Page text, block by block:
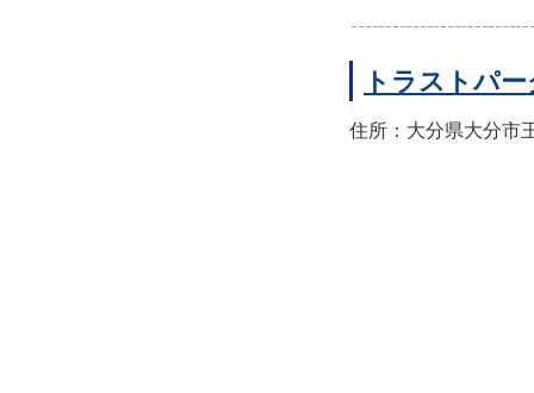
トラストパ
住所：大分県大分市